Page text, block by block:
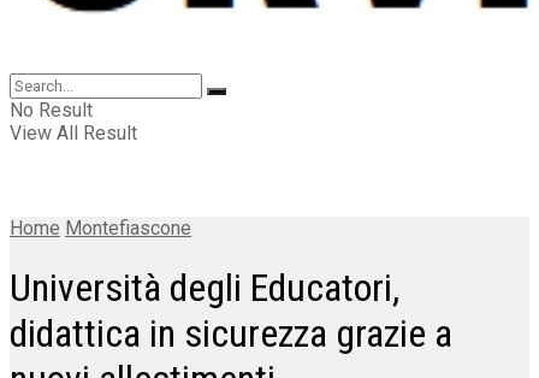
No Result
View All Result
Home Montefiascone
Università degli Educatori,
didattica in sicurezza grazie a